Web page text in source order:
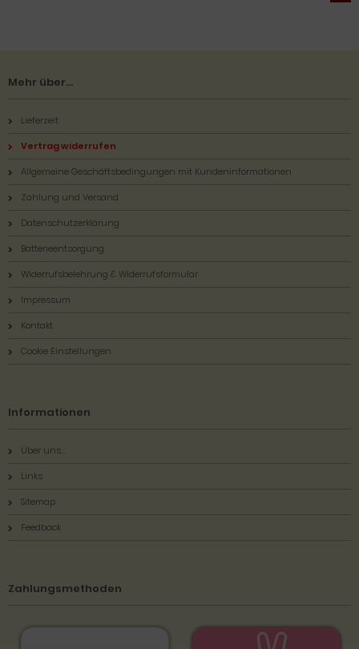
Mehr über...
Lieferzeit
Vertrag widerrufen
Allgemeine Geschäftsbedingungen mit Kundeninformationen
Zahlung und Versand
Datenschutzerklärung
Batterieentsorgung
Widerrufsbelehrung & Widerrufsformular
Impressum
Kontakt
Cookie Einstellungen
Informationen
Über uns...
Links
Sitemap
Feedback
Zahlungsmethoden